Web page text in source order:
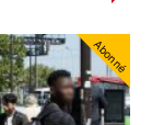
Abonné